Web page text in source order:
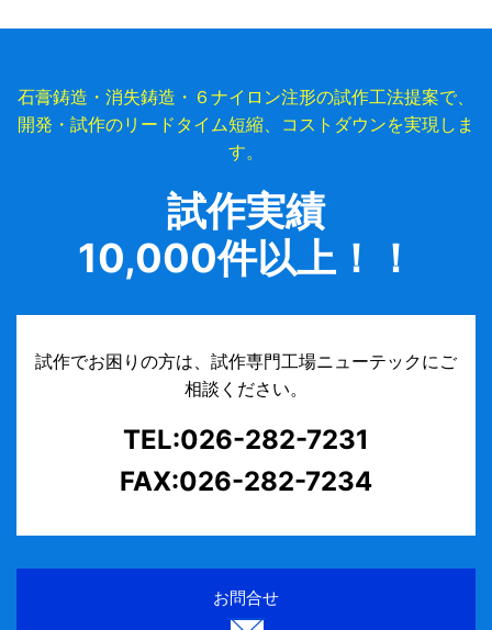
石膏鋳造・消失鋳造・６ナイロン注形の試作工法提案で、
開発・試作のリードタイム短縮、コストダウンを実現しま
す。
試作実績
10,000件以上！！
試作でお困りの方は、試作専門工場ニューテックにご
相談ください。
TEL:026-282-7231
FAX:026-282-7234
お問合せ